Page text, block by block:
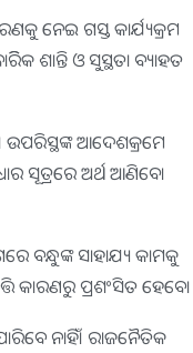
ନେଇ ଗସ୍ତ କାର୍ଯ୍ୟକ୍ରମ
ଶାନ୍ତି ଓ ସୁସ୍ଥତା ବ୍ୟାହତ
ଉପରିସ୍ଥଙ୍କ ଆଦେଶକ୍ରମେ
ସୂତ୍ରରେ ଅର୍ଥ ଆଣିବେ।
ବନ୍ଧୁଙ୍କ ସାହାଯ୍ୟ କାମକୁ
କାରଣରୁ ପ୍ରଶଂସିତ ହେବେ।
ନାହିଁ। ରାଜନୈତିକ